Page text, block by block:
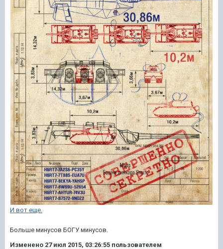
И вот еще.
Больше минусов БОГУ минусов.
Изменено 27 июл 2015, 03:26:55 пользователем